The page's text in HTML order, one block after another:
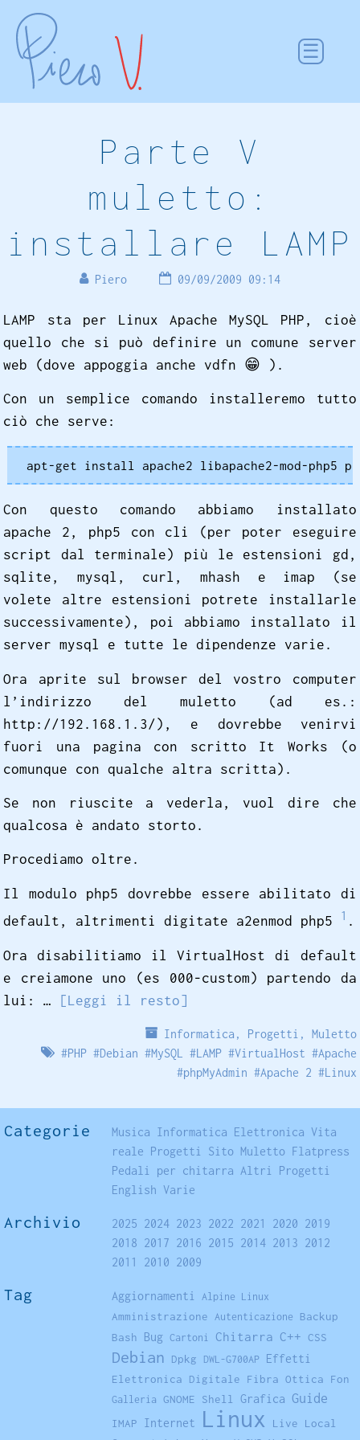
Parte V
muletto:
installare LAMP
Piero 09/09/2009 09:14
LAMP sta per Linux Apache MySQL PHP, cioè
quello che si può definire un comune server
web (dove appoggia anche vdfn 😁 ).
Con un semplice comando installeremo tutto
ciò che serve:
apt-get install apache2 libapache2-mod-php5
Con questo comando abbiamo installato
apache 2, php5 con cli (per poter eseguire
script dal terminale) più le estensioni gd,
sqlite, mysql, curl, mhash e imap (se
volete altre estensioni potrete installarle
successivamente), poi abbiamo installato il
server mysql e tutte le dipendenze varie.
Ora aprite sul browser del vostro computer
l’indirizzo del muletto (ad es.:
http://192.168.1.3/), e dovrebbe venirvi
fuori una pagina con scritto It Works (o
comunque con qualche altra scritta).
Se non riuscite a vederla, vuol dire che
qualcosa è andato storto.
Procediamo oltre.
Il modulo php5 dovrebbe essere abilitato di
default, altrimenti digitate a2enmod php5
1 .
Ora disabilitiamo il VirtualHost di default
e creiamone uno (es 000-custom) partendo da
lui: … [Leggi il resto]
Informatica , Progetti , Muletto
#PHP#Debian #MySQL #LAMP#VirtualHost #Apache
#phpMyAdmin #Apache 2 #Linux
Categorie Musica Informatica Elettronica Vita
reale Progetti Sito Muletto Flatpress
Pedali per chitarra Altri Progetti
English Varie
Archivio 2025 2024 2023 2022 2021 2020 2019
2018 2017 2016 2015 2014 2013 2012
2011
2010 2009
Tag Aggiornamenti Alpine Linux
Amministrazione Autenticazione
Backup
Bash
Bug Cartoni Chitarra C++ CSS
Debian Dpkg DWL-G700AP
Effetti
Elettronica Digitale
Fibra Ottica Fon
Galleria GNOME Shell Grafica Guide
IMAP Internet Linux Live
Local